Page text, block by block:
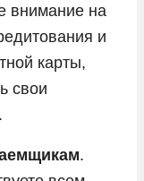
внимание на
и
карты,
свои
.